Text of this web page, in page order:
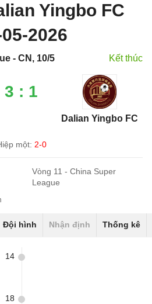
Yingbo FC
2026
- CN, 10/5 Kết thúc
3 : 1
Dalian Yingbo FC
một: 2-0
Vòng 11 - China Super
League
Đội hình Nhận định Thống kê
14
18